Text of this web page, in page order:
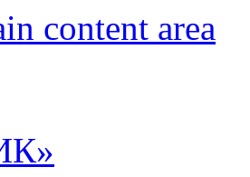
content area